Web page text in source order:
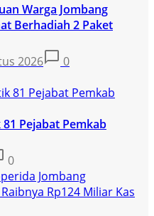
Warga Jombang
Berhadiah 2 Paket
2026 0
Pejabat Pemkab
0